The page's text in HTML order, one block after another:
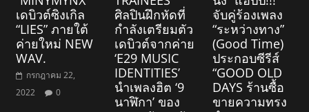
เดบิวต์ซิงเกิล
“LIES” ภายใต้
ค่ายใหม่ NEW
WAV.
กรกฎาคม 22,
2022
0
ศิลปินฝึกหัดที่
กำลังเตรียมตัว
เดบิวต์จากค่าย
‘E29 MUSIC
IDENTITIES’
นำเพลงฮิต ‘9
นาฬิกา’ ของ
จับคู่ร้องเพลง
“ระหว่างทาง”
(Good Time)
ประกอบซีรีส์
“GOOD OLD
DAYS ร้านซื้อ
ขายความทรง